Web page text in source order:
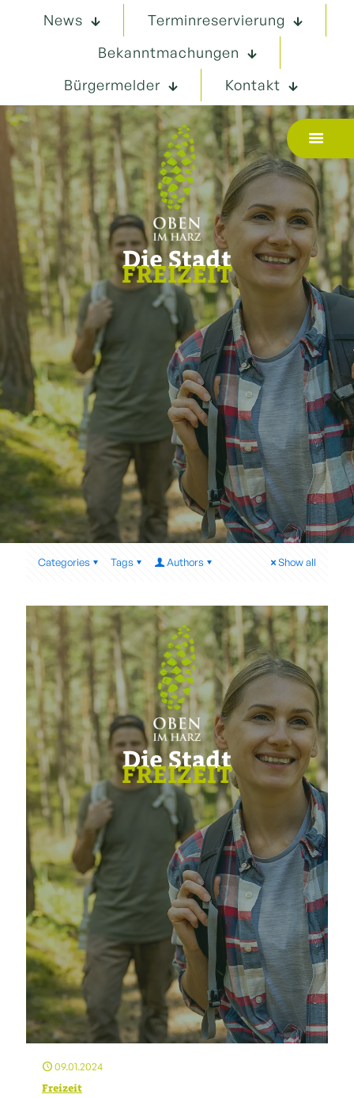
News
Terminreservierung
Bekanntmachungen
Bürgermelder
Kontakt
Die Stadt
FREIZEIT
Categories Tags Authors Show all
Die Stadt
FREIZEIT
09.01.2024
Freizeit